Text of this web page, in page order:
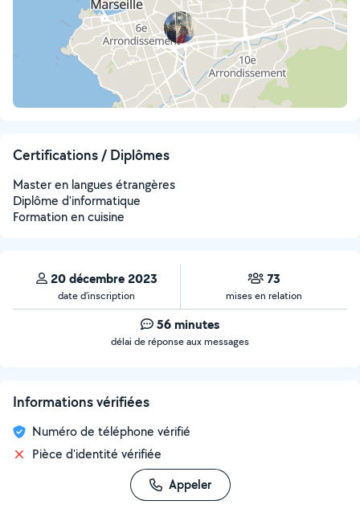
Certifications / Diplômes
Master en langues étrangères
Diplôme d'informatique
Formation en cuisine
20 décembre 2023
date d’inscription
73
mises en relation
56 minutes
délai de réponse aux messages
Informations vérifiées
Numéro de téléphone vérifié
Pièce d'identité vérifiée
Appeler